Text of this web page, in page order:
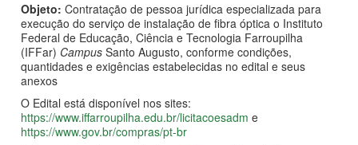
Objeto: Contratação de pessoa jurídica especializada para
execução do serviço de instalação de fibra óptica o Instituto
Federal de Educação, Ciência e Tecnologia Farroupilha
(IFFar) Campus Santo Augusto, conforme condições,
quantidades e exigências estabelecidas no edital e seus
anexos
O Edital está disponível nos sites:
https://www.iffarroupilha.edu.br/licitacoesadm e
https://www.gov.br/compras/pt-br